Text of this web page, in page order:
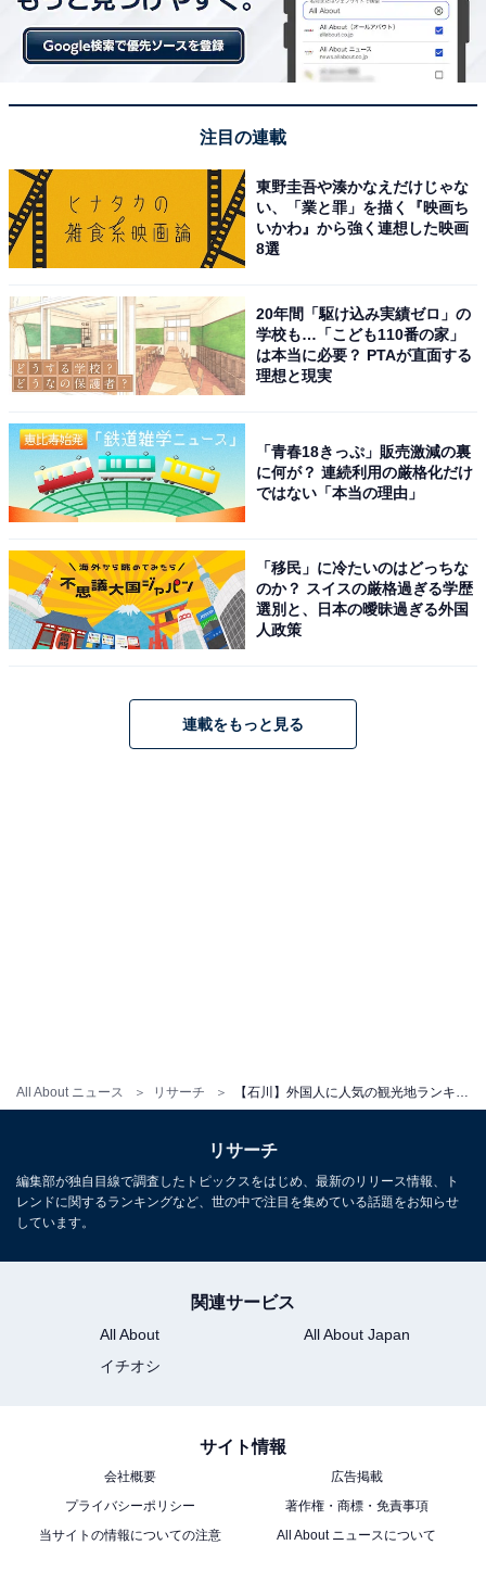
All About ニュース リサーチ
1 2
注目の連載
東野圭吾や湊かなえだけじゃな
い、「業と罪」を描く『映画ち
いかわ』から強く連想した映画
8選
20年間「駆け込み実績ゼロ」の
学校も…「こども110番の家」
は本当に必要？ PTAが直面する
理想と現実
「青春18きっぷ」販売激減の裏
に何が？ 連続利用の厳格化だけ
ではない「本当の理由」
「移民」に冷たいのはどっちな
のか？ スイスの厳格過ぎる学歴
選別と、日本の曖昧過ぎる外国
人政策
連載をもっと見る
リサーチ
編集部が独自目線で調査したトピックスをはじめ、最新のリリース情報、ト
レンドに関するランキングなど、世の中で注目を集めている話題をお知らせ
しています。
関連サービス
All About
All About Japan
イチオシ
サイト情報
会社概要
広告掲載
プライバシーポリシー
著作権・商標・免責事項
当サイトの情報についての注意
All About ニュースについて